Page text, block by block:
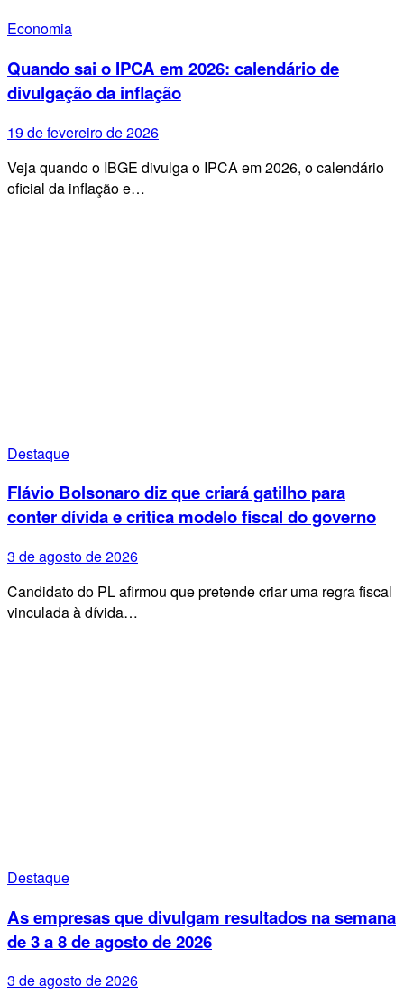
Economia
Quando sai o IPCA em 2026: calendário de
divulgação da inflação
19 de fevereiro de 2026
Veja quando o IBGE divulga o IPCA em 2026, o calendário
oficial da inflação e…
Destaque
Flávio Bolsonaro diz que criará gatilho para
conter dívida e critica modelo fiscal do governo
3 de agosto de 2026
Candidato do PL afirmou que pretende criar uma regra fiscal
vinculada à dívida…
Destaque
As empresas que divulgam resultados na semana
de 3 a 8 de agosto de 2026
3 de agosto de 2026